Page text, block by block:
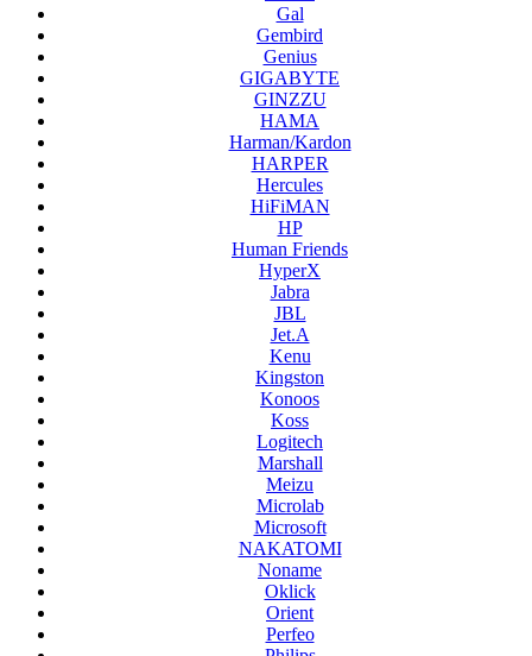
Gal
Gembird
Genius
GIGABYTE
GINZZU
HAMA
Harman/Kardon
HARPER
Hercules
HiFiMAN
HP
Human Friends
HyperX
Jabra
JBL
Jet.A
Kenu
Kingston
Konoos
Koss
Logitech
Marshall
Meizu
Microlab
Microsoft
NAKATOMI
Noname
Oklick
Orient
Perfeo